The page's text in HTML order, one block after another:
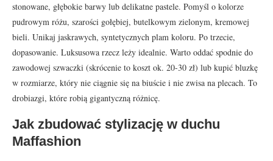
stonowane, głębokie barwy lub delikatne pastele. Pomyśl o kolorze
pudrowym różu, szarości gołębiej, butelkowym zielonym, kremowej
bieli. Unikaj jaskrawych, syntetycznych plam koloru. Po trzecie,
dopasowanie. Luksusowa rzecz leży idealnie. Warto oddać spodnie do
zawodowej szwaczki (skrócenie to koszt ok. 20-30 zł) lub kupić bluzkę
w rozmiarze, który nie ciągnie się na biuście i nie zwisa na plecach. To
drobiazgi, które robią gigantyczną różnicę.
Jak zbudować stylizację w duchu
Maffashion